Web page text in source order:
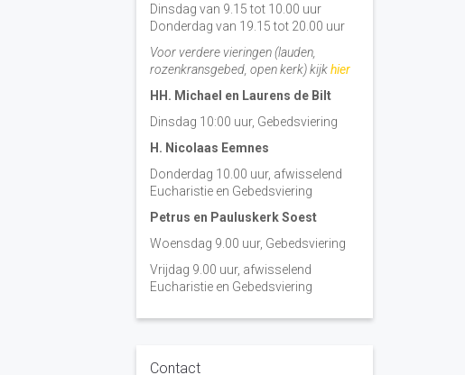
Dinsdag van 9.15 tot 10.00 uur
Donderdag van 19.15 tot 20.00 uur
Voor verdere vieringen (lauden,
rozenkransgebed, open kerk) kijkhier
HH. Michael en Laurens de Bilt
Dinsdag 10:00 uur, Gebedsviering
H. Nicolaas Eemnes
Donderdag 10.00 uur, afwisselend
Eucharistie en Gebedsviering
Petrus en Pauluskerk Soest
Woensdag 9.00 uur, Gebedsviering
Vrijdag 9.00 uur, afwisselend
Eucharistie en Gebedsviering
Contact